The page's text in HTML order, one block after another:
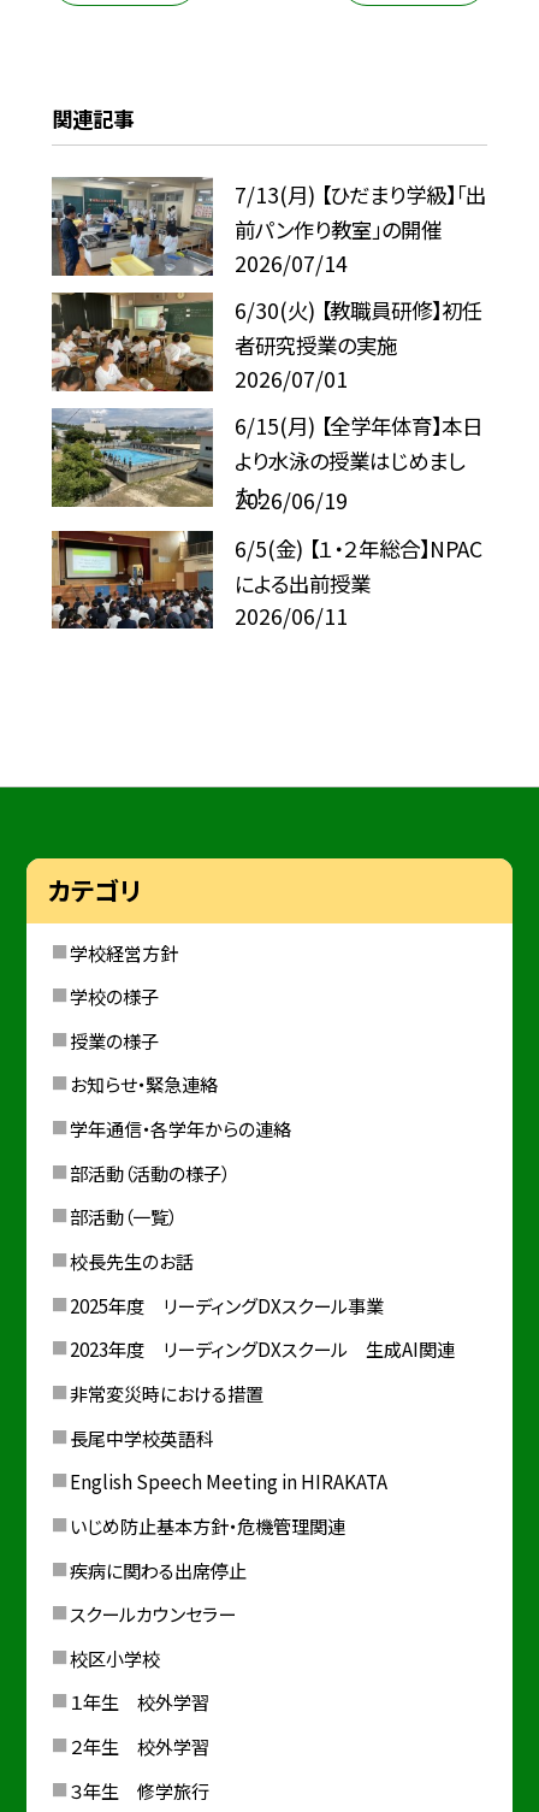
関連記事
7/13(月) 【ひだまり学級】「出
前パン作り教室」の開催
2026/07/14
6/30(火) 【教職員研修】初任
者研究授業の実施
2026/07/01
6/15(月) 【全学年体育】本日
より水泳の授業はじめまし
た！
2026/06/19
6/5(金) 【１・２年総合】NPAC
による出前授業
2026/06/11
カテゴリ
学校経営方針
学校の様子
授業の様子
お知らせ・緊急連絡
学年通信・各学年からの連絡
部活動（活動の様子）
部活動（一覧）
校長先生のお話
2025年度 リーディングDXスクール事業
2023年度 リーディングDXスクール 生成AI関連
非常変災時における措置
長尾中学校英語科
English Speech Meeting in HIRAKATA
いじめ防止基本方針・危機管理関連
疾病に関わる出席停止
スクールカウンセラー
校区小学校
１年生 校外学習
２年生 校外学習
３年生 修学旅行